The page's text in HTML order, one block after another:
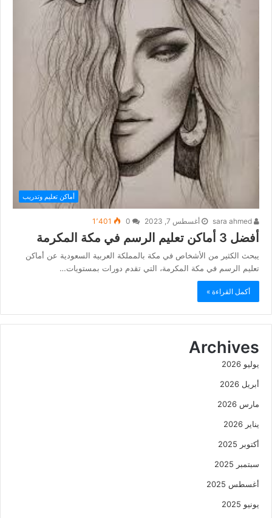
أماكن تعليم وتدريب
أغسطس 7, 2023 1٬401
أفضل 3 أماكن تعليم الرسم في مكة المكرمة
يبحث الكثير من الأشخاص في مكة بالمملكة العربية السعودية عن أماكن
تعليم الرسم في مكة المكرمة، التي تقدم دورات بمستويات…
أكمل القراءة »
Archives
يوليو 2026
أبريل 2026
مارس 2026
يناير 2026
أكتوبر 2025
سبتمبر 2025
أغسطس 2025
يونيو 2025